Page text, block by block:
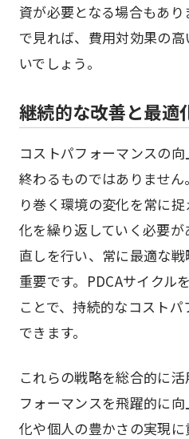
資が必要となる場合もあ
で見れば、費用対効果の
いでしょう。
継続的な改善と最適
コストパフォーマンスの
終わるものではありませ
り巻く環境の変化を常に
化を繰り返していく必要
直しを行い、常に最適な
重要です。PDCAサイクル
ことで、持続的なコスト
できます。
これらの戦略を総合的に
フォーマンスを飛躍的に
化や個人の豊かさの実現